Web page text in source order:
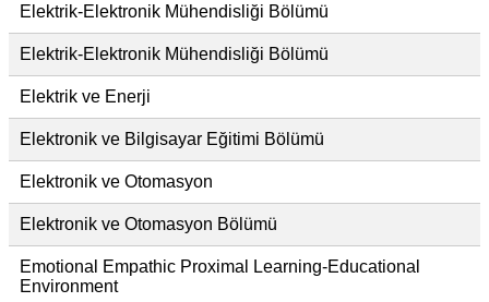
Elektrik-Elektronik Mühendisliği Bölümü
Elektrik-Elektronik Mühendisliği Bölümü
Elektrik ve Enerji
Elektronik ve Bilgisayar Eğitimi Bölümü
Elektronik ve Otomasyon
Elektronik ve Otomasyon Bölümü
Emotional Empathic Proximal Learning-Educational
Environment